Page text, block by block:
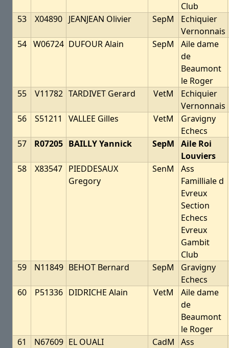
Club
53
X04890 JEANJEAN Olivier SepM
Echiquier
Vernonnais
54 W06724 DUFOUR Alain SepM
Aile dame
de
Beaumont
le Roger
55
V11782 TARDIVET Gerard VetM
Echiquier
Vernonnais
56
S51211 VALLEE Gilles VetM
Gravigny
Echecs
57
R07205 BAILLY Yannick SepM
Aile Roi
Louviers
58
X83547 PIEDDESAUX
Gregory
SenM
Ass
Familliale d
Evreux
Section
Echecs
Evreux
Gambit
Club
59
N11849 BEHOT Bernard SepM
Gravigny
Echecs
60
P51336 DIDRICHE Alain VetM
Aile dame
de
Beaumont
le Roger
61
N67609 EL OUALI
CadM
Ass